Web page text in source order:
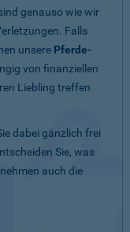
genauso wie wir
Falls
unsere Pferde-
von finanziellen
Liebling treffen
dabei gänzlich frei
Sie, was
auch die